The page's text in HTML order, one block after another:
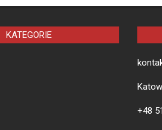
KATEGORIE
+48